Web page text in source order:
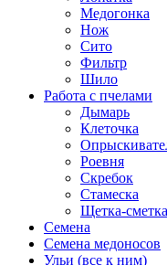
Медогонка
Нож
Сито
Фильтр
Шило
Работа с пчелами
Дымарь
Клеточка
Роевня
Скребок
Стамеска
Щетка-сметка
Семена
Семена медоносов
Ульи (все к ним)